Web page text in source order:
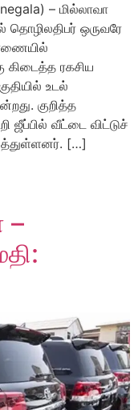
– மில்லாவா
ஒருவரே
கிடைத்த ரகசிய
உடல்
குறித்த
ஜீப்பில் வீட்டை விட்டுச்
[…]
–